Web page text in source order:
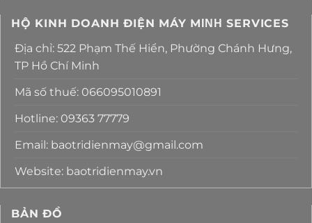
HỘ KINH DOANH ĐIỆN MÁY MΙΝΗ SERVICES
Địa chỉ: 522 Phạm Thế Hiển, Phường Chánh Hưng,
TP Hồ Chí Minh
Mã số thuế: 066095010891
Hotline: 09363 77779
Email: baotridienmay@gmail.com
Website: baotridienmay.vn
BẢN ĐỒ